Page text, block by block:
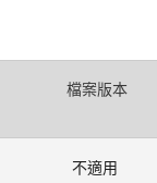
檔案版本
不適用